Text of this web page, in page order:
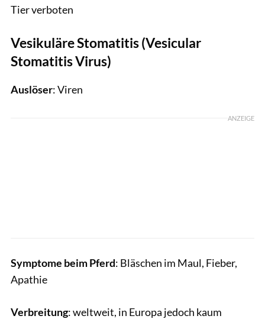
Tier verboten
Vesikuläre Stomatitis (Vesicular
Stomatitis Virus)
Auslöser: Viren
ANZEIGE
Symptome beim Pferd: Bläschen im Maul, Fieber,
Apathie
Verbreitung: weltweit, in Europa jedoch kaum